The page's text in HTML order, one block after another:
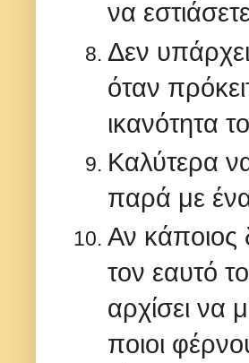
να
Δεν
όταν
ικανότητα
Καλύτερα
παρά με
Αν κάποιος
τον εαυτό
αρχίσει να
ποιοι